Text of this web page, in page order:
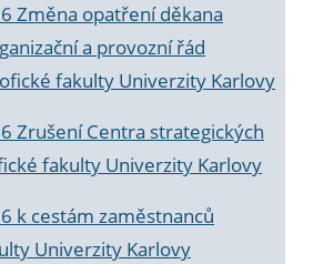
Změna opatření děkana
a provozní řád
fakulty Univerzity Karlovy
Zrušení Centra strategických
fakulty Univerzity Karlovy
k cestám zaměstnanců
Univerzity Karlovy